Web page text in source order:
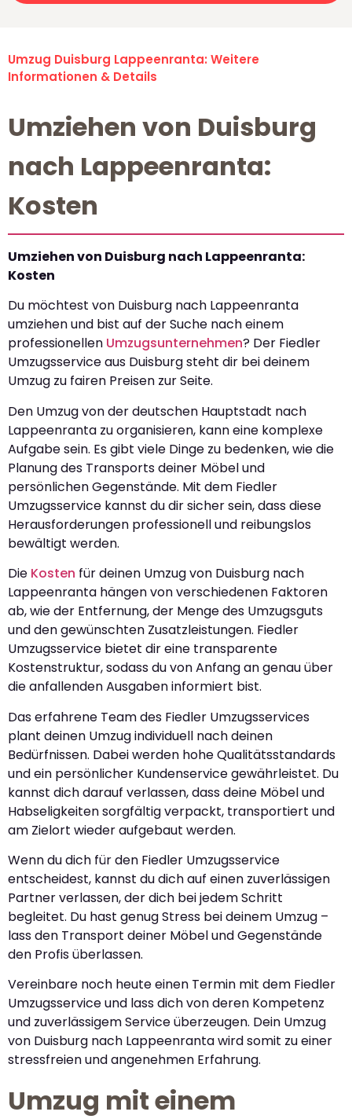
Umzug Duisburg Lappeenranta: Weitere
Informationen & Details
Umziehen von Duisburg
nach Lappeenranta:
Kosten
Umziehen von Duisburg nach Lappeenranta:
Kosten
Du möchtest von Duisburg nach Lappeenranta
umziehen und bist auf der Suche nach einem
professionellen Umzugsunternehmen? Der Fiedler
Umzugsservice aus Duisburg steht dir bei deinem
Umzug zu fairen Preisen zur Seite.
Den Umzug von der deutschen Hauptstadt nach
Lappeenranta zu organisieren, kann eine komplexe
Aufgabe sein. Es gibt viele Dinge zu bedenken, wie die
Planung des Transports deiner Möbel und
persönlichen Gegenstände. Mit dem Fiedler
Umzugsservice kannst du dir sicher sein, dass diese
Herausforderungen professionell und reibungslos
bewältigt werden.
Die Kosten für deinen Umzug von Duisburg nach
Lappeenranta hängen von verschiedenen Faktoren
ab, wie der Entfernung, der Menge des Umzugsguts
und den gewünschten Zusatzleistungen. Fiedler
Umzugsservice bietet dir eine transparente
Kostenstruktur, sodass du von Anfang an genau über
die anfallenden Ausgaben informiert bist.
Das erfahrene Team des Fiedler Umzugsservices
plant deinen Umzug individuell nach deinen
Bedürfnissen. Dabei werden hohe Qualitätsstandards
und ein persönlicher Kundenservice gewährleistet. Du
kannst dich darauf verlassen, dass deine Möbel und
Habseligkeiten sorgfältig verpackt, transportiert und
am Zielort wieder aufgebaut werden.
Wenn du dich für den Fiedler Umzugsservice
entscheidest, kannst du dich auf einen zuverlässigen
Partner verlassen, der dich bei jedem Schritt
begleitet. Du hast genug Stress bei deinem Umzug –
lass den Transport deiner Möbel und Gegenstände
den Profis überlassen.
Vereinbare noch heute einen Termin mit dem Fiedler
Umzugsservice und lass dich von deren Kompetenz
und zuverlässigem Service überzeugen. Dein Umzug
von Duisburg nach Lappeenranta wird somit zu einer
stressfreien und angenehmen Erfahrung.
Umzug mit einem